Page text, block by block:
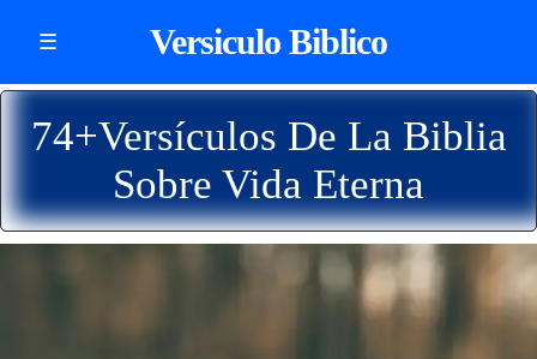
☰ Versiculo Biblico
74+Versículos De La Biblia
Sobre Vida Eterna